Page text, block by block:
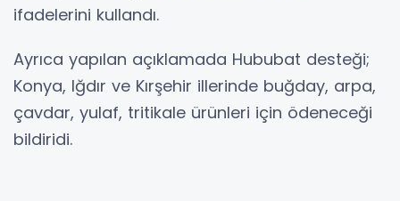
ifadelerini kullandı.
Ayrıca yapılan açıklamada Hububat desteği;
Konya, Iğdır ve Kırşehir illerinde buğday, arpa,
çavdar, yulaf, tritikale ürünleri için ödeneceği
bildiridi.